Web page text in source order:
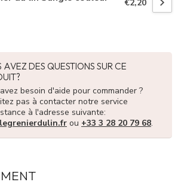
€2,20
AVEZ DES QUESTIONS SUR CE
besoin d'aide pour commander ?
pas à contacter notre service
à l'adresse suivante:
ou +33 3 28 20 79 68.